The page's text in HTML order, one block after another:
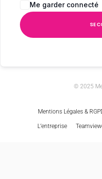
Me garder connecté
SE
© 2025
Mentions Légales &
L’entreprise